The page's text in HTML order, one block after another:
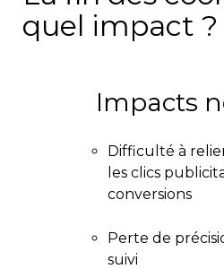
quel impact ?
Impacts
Difficulté à
les clics
conversions
Perte de
suivi